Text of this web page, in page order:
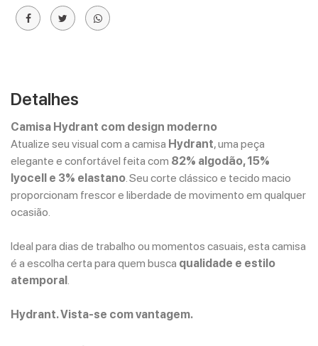
Detalhes
Camisa Hydrant com design moderno
Atualize seu visual com a camisa Hydrant, uma peça
elegante e confortável feita com 82% algodão, 15%
lyocell e 3% elastano. Seu corte clássico e tecido macio
proporcionam frescor e liberdade de movimento em qualquer
ocasião.
Ideal para dias de trabalho ou momentos casuais, esta camisa
é a escolha certa para quem busca qualidade e estilo
atemporal.
Hydrant. Vista-se com vantagem.